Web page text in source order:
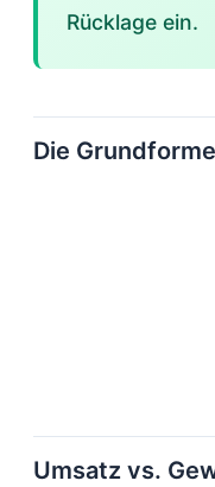
Rücklage ein.
Die
Umsatz vs.